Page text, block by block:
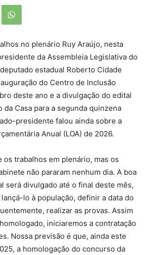
no plenário Ruy Araújo, nesta
da Assembleia Legislativa do
estadual Roberto Cidade
do Centro de Inclusão
deste ano e a divulgação do edital
Casa para a segunda quinzena
presidente falou ainda sobre a
Anual (LOA) de 2026.
os trabalhos em plenário, mas os
não pararam nenhum dia. A boa
será divulgado até o final deste mês,
lo à população, definir a data do
realizar as provas. Assim
iniciaremos a contratação
Nossa previsão é que, ainda este
a homologação do concurso da